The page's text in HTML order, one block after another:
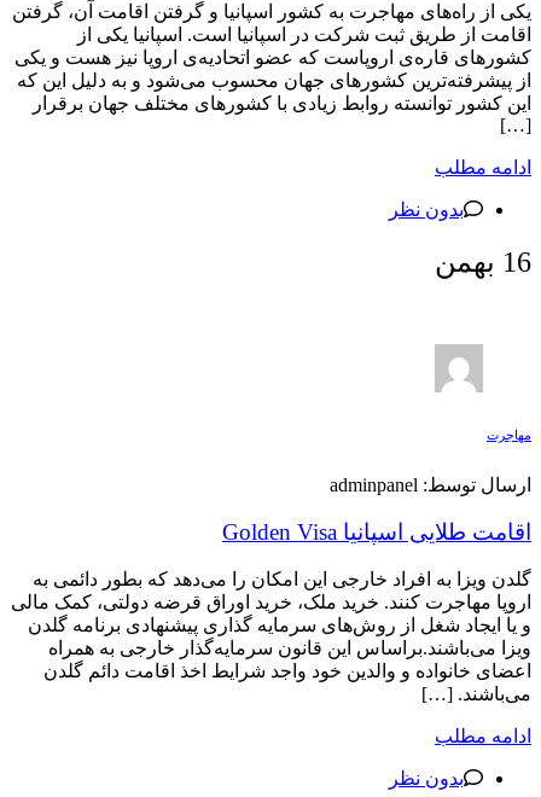
یکی از راه‌های مهاجرت به کشور اسپانیا و گرفتن اقامت آن، گرفتن
اقامت از طریق ثبت شرکت در اسپانیا است. اسپانیا یکی از
کشورهای قاره‌ی اروپاست که عضو اتحادیه‌ی اروپا نیز هست و یکی
از پیشرفته‌ترین کشورهای جهان محسوب می‌شود و به دلیل این که
این کشور توانسته روابط زیادی با کشورهای مختلف جهان برقرار
[…]
ادامه مطلب
بدون نظر
16 بهمن
مهاجرت
ارسال توسط: adminpanel
اقامت طلايى اسپانيا Golden Visa
گلدن ویزا به افراد خارجی این امکان را می‌دهد که بطور دائمی به
اروپا مهاجرت کنند. خرید ملک، خرید اوراق قرضه دولتی، کمک مالی
و یا ایجاد شغل از روش‌های سرمایه گذاری پیشنهادی برنامه گلدن
ویزا می‌باشند.براساس این قانون سرمایه‌گذار خارجی به همراه
اعضای خانواده و والدین خود واجد شرایط اخذ اقامت دائم گلدن
می‌باشند. […]
ادامه مطلب
بدون نظر